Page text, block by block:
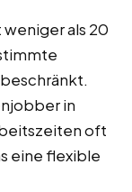
weniger als 20
in
oft
eine flexible